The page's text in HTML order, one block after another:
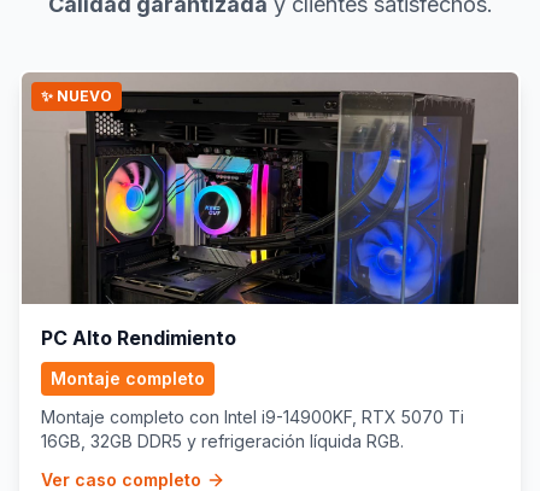
✨ NUEVO
PC Alto Rendimiento
Montaje completo
Montaje completo con Intel i9-14900KF, RTX 5070 Ti
16GB, 32GB DDR5 y refrigeración líquida RGB.
Ver caso completo